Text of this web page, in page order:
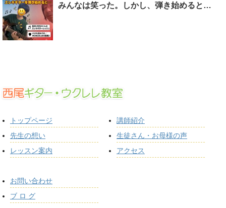
みんなは笑った。しかし、弾き始めると…
トップページ
先生の想い
レッスン案内
講師紹介
生徒さん・お母様の声
アクセス
お問い合わせ
ブ ロ グ